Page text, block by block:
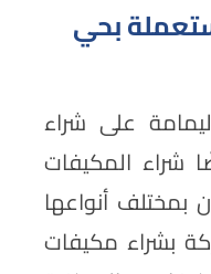
بحي
على شراء
شراء المكيفات
بمختلف أنواعها
بشراء مكيفات